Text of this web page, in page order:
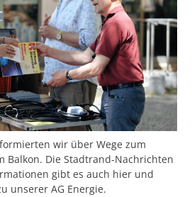
wir über Wege zum
Balkon. Die Stadtrand-Nachrichten
gibt es auch hier und
unserer AG Energie.